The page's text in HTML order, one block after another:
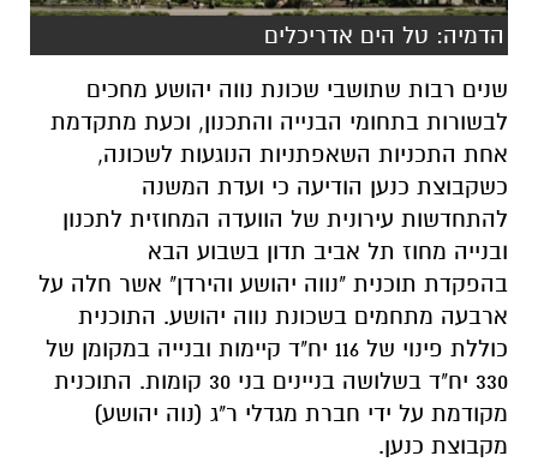
הדמיה: טל הים אדריכלים
שנים רבות שתושבי שכונת נווה יהושע מחכים
לבשורות בתחומי הבנייה והתכנון, וכעת מתקדמת
אחת התכניות השאפתניות הנוגעות לשכונה,
כשקבוצת כנען הודיעה כי ועדת המשנה
להתחדשות עירונית של הוועדה המחוזית לתכנון
ובנייה מחוז תל אביב תדון בשבוע הבא
בהפקדת תוכנית "נווה יהושע והירדן" אשר חלה על
ארבעה מתחמים בשכונת נווה יהושע. התוכנית
כוללת פינוי של 116 יח"ד קיימות ובנייה במקומן של
330 יח"ד בשלושה בניינים בני 30 קומות. התוכנית
מקודמת על ידי חברת מגדלי ר"ג (נוה יהושע)
מקבוצת כנען.